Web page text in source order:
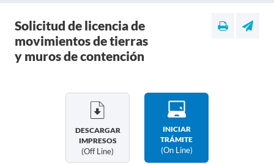
Solicitud de licencia de
movimientos de tierras
y muros de contención
DESCARGAR
IMPRESOS
(off Line)
INICIAR
TRÁMITE
(on Line)